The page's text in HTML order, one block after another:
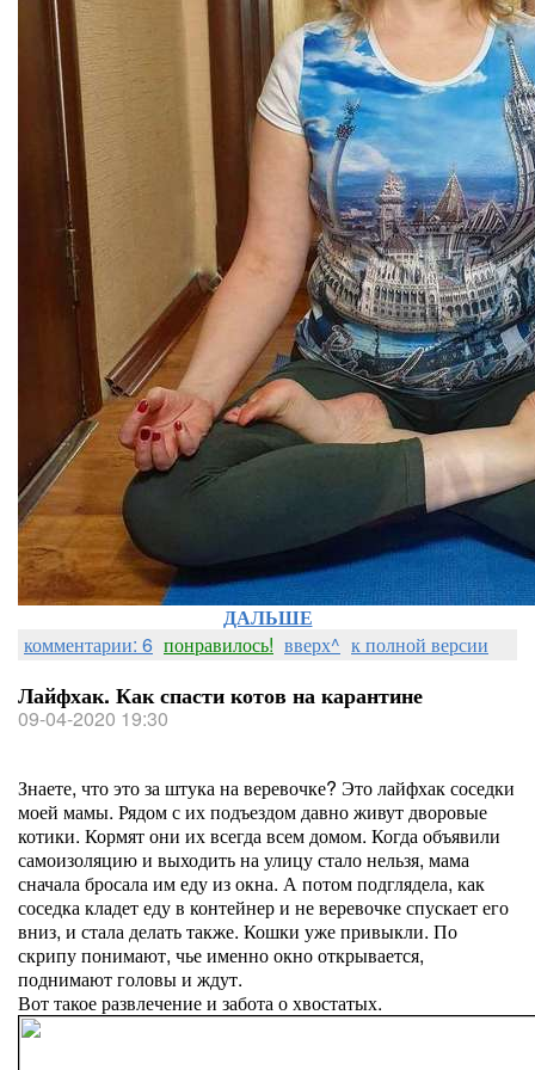
ДАЛЬШЕ
комментарии: 6 понравилось! вверх^ к полной версии
Лайфхак. Как спасти котов на карантине
09-04-2020 19:30
Знаете, что это за штука на веревочке? Это лайфхак соседки
моей мамы. Рядом с их подъездом давно живут дворовые
котики. Кормят они их всегда всем домом. Когда объявили
самоизоляцию и выходить на улицу стало нельзя, мама
сначала бросала им еду из окна. А потом подглядела, как
соседка кладет еду в контейнер и не веревочке спускает его
вниз, и стала делать также. Кошки уже привыкли. По
скрипу понимают, чье именно окно открывается,
поднимают головы и ждут.
Вот такое развлечение и забота о хвостатых.